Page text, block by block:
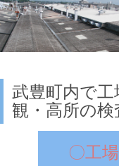
武豊町内で
観・高所の検
〇工